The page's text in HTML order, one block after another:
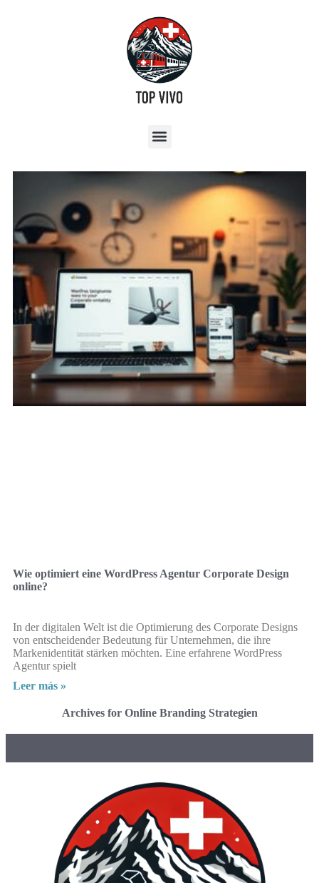
Wie optimiert eine WordPress Agentur Corporate Design
online?
In der digitalen Welt ist die Optimierung des Corporate Designs
von entscheidender Bedeutung für Unternehmen, die ihre
Markenidentität stärken möchten. Eine erfahrene WordPress
Agentur spielt
Leer más »
Archives for Online Branding Strategien